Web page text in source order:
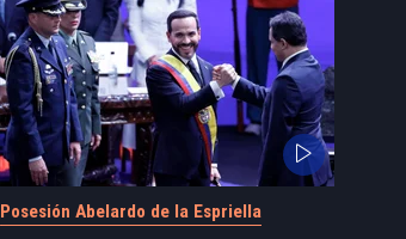
Posesión Abelardo de la Espriella